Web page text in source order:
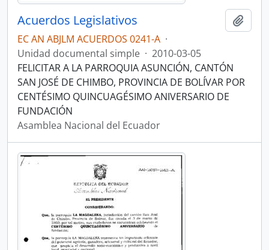
Acuerdos Legislativos
EC AN ABJLM ACUERDOS 0241-A ·
Unidad documental simple · 2010-03-05
FELICITAR A LA PARROQUIA ASUNCIÓN, CANTÓN
SAN JOSÉ DE CHIMBO, PROVINCIA DE BOLÍVAR POR
CENTÉSIMO QUINCUAGÉSIMO ANIVERSARIO DE
FUNDACIÓN
Asamblea Nacional del Ecuador